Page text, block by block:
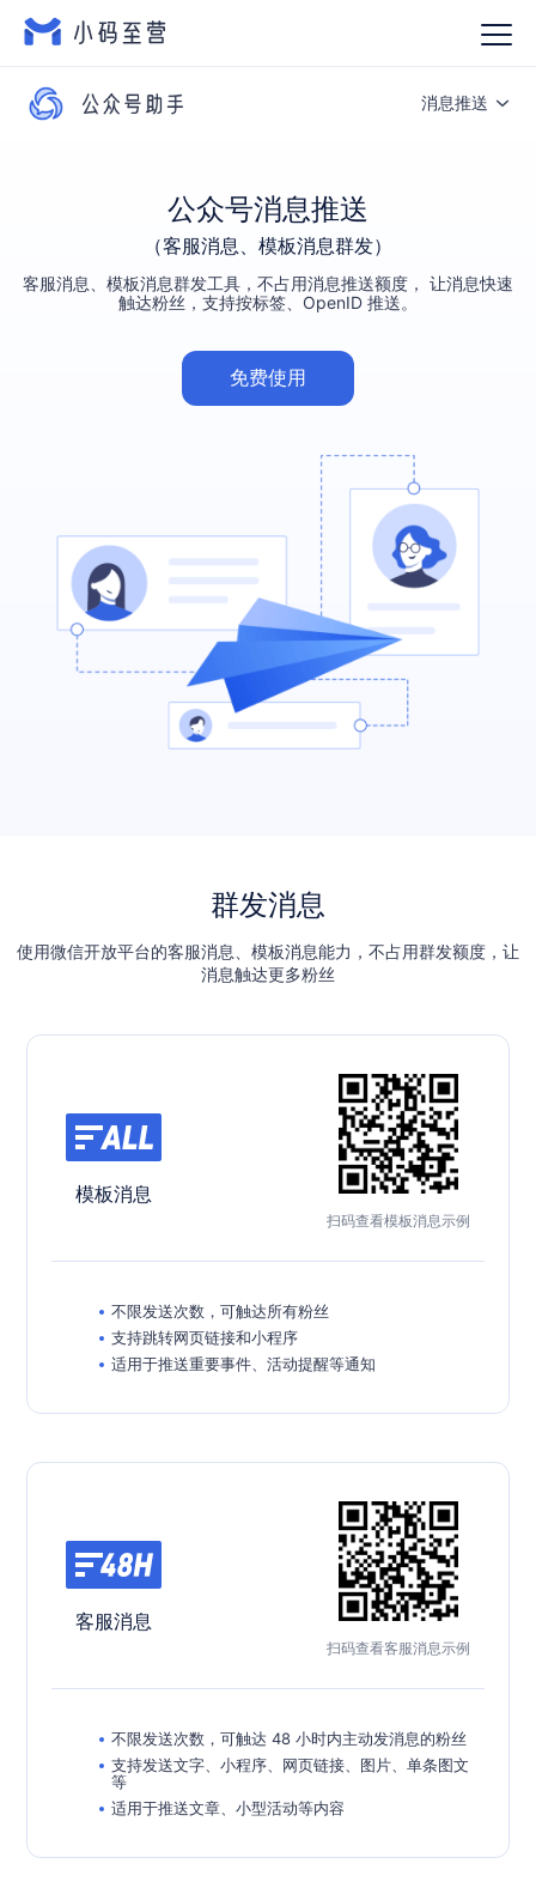
消息推送
公众号消息推送
（客服消息、模板消息群发）
客服消息、模板消息群发工具，不占用消息推送额度， 让消息快速
触达粉丝，支持按标签、OpenID 推送。
免费使用
群发消息
使用微信开放平台的客服消息、模板消息能力，不占用群发额度，让
消息触达更多粉丝
模板消息
扫码查看模板消息示例
不限发送次数，可触达所有粉丝
支持跳转网页链接和小程序
适用于推送重要事件、活动提醒等通知
客服消息
扫码查看客服消息示例
不限发送次数，可触达 48 小时内主动发消息的粉丝
支持发送文字、小程序、网页链接、图片、单条图文
等
适用于推送文章、小型活动等内容